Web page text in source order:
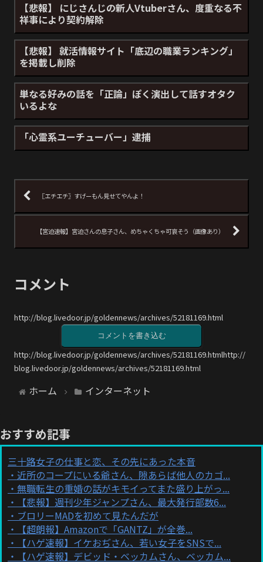
【悲報】 にじさんじの新人Vtuberさん、度重なる不
祥事により契約解除
【悲報】 就活情報サイト「底辺の職業ランキング」
を掲載し削除
単なる好みの話を「正論」ぽく演出して話すオタク
いるよな
「心霊系ユーチューバー」逮捕
〖エチエチ〗すげーもん見せてやんよ！
【宮迫速報】宮迫さんの息子さん、めちゃくちゃ可哀そう（画像あり）
コメント
http://blog.livedoor.jp/goldennews/archives/52181169.html
コメントを書き込む
http://blog.livedoor.jp/goldennews/archives/52181169.htmlhttp://
blog.livedoor.jp/goldennews/archives/52181169.html
ホーム インターネット
おすすめ記事
三十路女子の仕事と恋、その先にあった本音
近所のコープにいる爺さん、隙あらば他人のカゴ...
無職転生の重婚の話がキモイってまた盛り上がっ...
【悲報】週刊少年ジャンプさん、最大発行部数6...
ブロリーMADを初めて見たんだが
【超朗報】Amazonで「GANTZ」が全巻...
【ハゲ速報】イケおぢさん、若い女子をSNSで...
【ハゲ速報】デビッド・ベッカムさん、ベッカム...